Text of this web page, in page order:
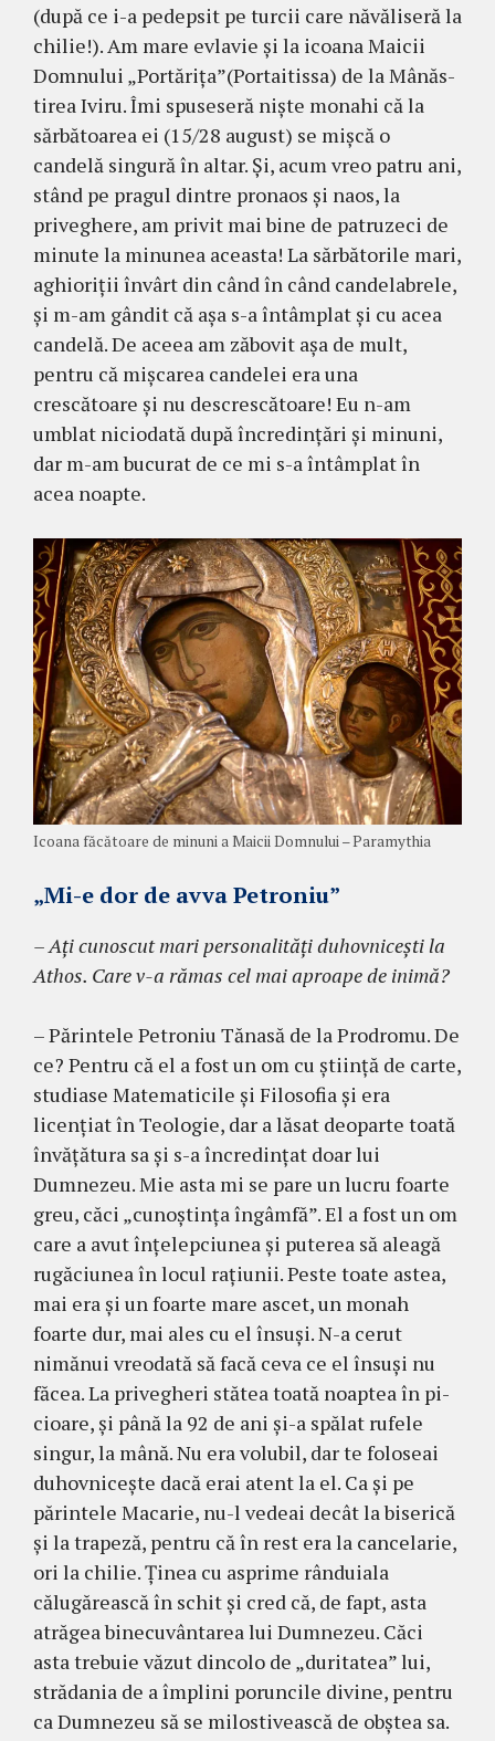
(după ce i-a pe­depsit pe turcii care năvăliseră la
chi­lie!). Am mare evla­vie şi la icoana Mai­cii
Domnului „Portă­riţa”(Portaitissa) de la Mânăs­
tirea Iviru. Îmi spuseseră nişte monahi că la
săr­bătoarea ei (15/28 august) se mişcă o
candelă singură în al­tar. Şi, acum vreo patru ani,
stând pe pragul dintre pronaos şi naos, la
priveghere, am privit mai bine de patruzeci de
minute la minunea aceasta! La săr­bătorile mari,
aghioriţii învârt din când în când candelabrele,
şi m-am gândit că aşa s-a întâmplat şi cu acea
candelă. De aceea am zăbo­vit aşa de mult,
pentru că mişcarea candelei era una
crescătoare şi nu descrescătoare! Eu n-am
umblat nicio­dată după încredinţări şi minuni,
dar m-am bucurat de ce mi s-a întâmplat în
acea noapte.
Icoana făcătoare de minuni a Maicii Domnului – Paramythia
„Mi-e dor de avva Petroniu”
– Aţi cunoscut mari personalităţi duhovniceşti la
Athos. Care v-a rămas cel mai aproape de ini­mă?
– Părintele Petroniu Tănasă de la Pro­dromu. De
ce? Pentru că el a fost un om cu ştiinţă de carte,
stu­diase Matema­ticile şi Filosofia şi era
licenţiat în Teologie, dar a lăsat deoparte toată
învăţătura sa şi s-a încredinţat doar lui
Dumnezeu. Mie asta mi se pare un lucru foarte
greu, căci „cunoştinţa îngâm­fă”. El a fost un om
care a avut în­ţelepciunea şi puterea să aleagă
rugăciunea în locul raţiunii. Peste toate astea,
mai era şi un foarte mare ascet, un monah
foarte dur, mai ales cu el însuşi. N-a cerut
nimănui vreodată să facă ceva ce el însuşi nu
făcea. La privegheri stătea toată noaptea în pi­
cioare, şi până la 92 de ani şi-a spălat rufele
singur, la mână. Nu era volubil, dar te foloseai
duhovniceşte dacă erai atent la el. Ca şi pe
părintele Maca­rie, nu-l vedeai decât la biserică
şi la trapeză, pentru că în rest era la cancelarie,
ori la chilie. Ţinea cu asprime rânduiala
călugărească în schit şi cred că, de fapt, asta
atră­gea binecuvân­tarea lui Dumnezeu. Căci
asta trebuie văzut dincolo de „duritatea” lui,
strădania de a îm­plini poruncile divine, pentru
ca Dumnezeu să se milostivească de obştea sa.